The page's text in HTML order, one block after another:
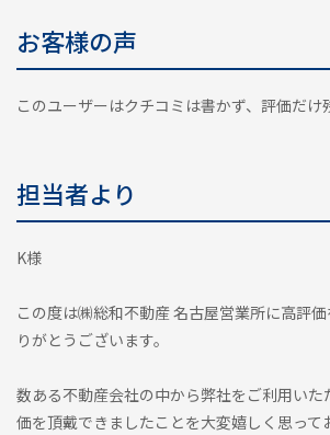
お客様の声
このユーザーはクチコミは書かず、評価だ
担当者より
K様
この度は㈱総和不動産 名古屋営業所に高評
りがとうございます。
数ある不動産会社の中から弊社をご利用いた
価を頂戴できましたことを大変嬉しく思って